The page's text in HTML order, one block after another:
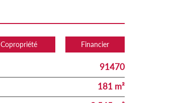
Copropriété Financier
91470
181 m²